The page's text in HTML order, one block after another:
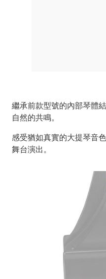
繼承前款型號的內部琴體
自然的共鳴。
感受猶如真實的大提琴音
舞台演出。